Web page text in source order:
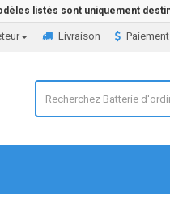
listés sont uniquement
Paiement
Livraison